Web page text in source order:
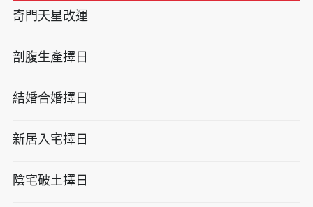
奇門天星改運
剖腹生產擇日
結婚合婚擇日
新居入宅擇日
陰宅破土擇日